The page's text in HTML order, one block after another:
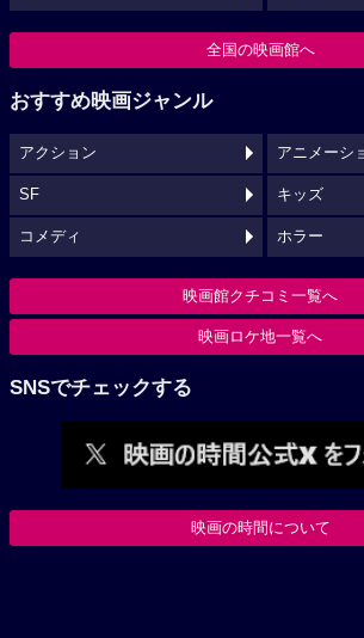
全国の映画館へ
おすすめ映画ジャンル
アクション アニメーシ
SF キッズ
コメディ ホラー
映画館クチコミ一覧へ
映画ロケ地一覧へ
SNSでチェックする
映画の時間について